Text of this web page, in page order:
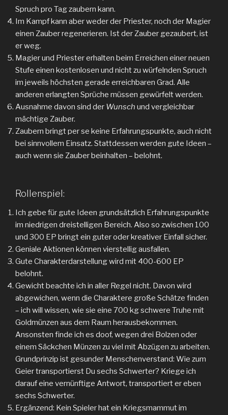
Spruch pro Tag zaubern kann.
Im Kampf kann aber weder der Priester, noch der Magier
einen Zauber regenerieren. Ist der Zauber gezaubert, ist
er weg.
Magier und Priester erhalten beim Erreichen einer neuen
Stufe einen kostenlosen und nicht zu würfelnden Spruch
im jeweils höchsten gerade erreichbaren Grad. Alle
anderen erlangten Sprüche müssen gewürfelt werden.
Ausnahme davon sind der Wunsch und vergleichbar
mächtige Zauber.
Zaubern bringt per se keine Erfahrungspunkte, auch nicht
bei sinnvollem Einsatz. Stattdessen werden gute Ideen –
auch wenn sie Zauber beinhalten – belohnt.
Rollenspiel:
Ich gebe für gute Ideen grundsätzlich Erfahrungspunkte
im niedrigen dreistelligen Bereich. Also so zwischen 100
und 300 EP bringt ein guter oder kreativer Einfall sicher.
Geniale Aktionen können vierstellig ausfallen.
Gute Charakterdarstellung wird mit 400-600 EP
belohnt.
Gewicht beachte ich in aller Regel nicht. Davon wird
abgewichen, wenn die Charaktere große Schätze finden
– ich will wissen, wie sie eine 700 kg schwere Truhe mit
Goldmünzen aus dem Raum herausbekommen.
Ansonsten finde ich es doof, wegen drei Bolzen oder
einem Säckchen Münzen zu viel mit Abzügen zu arbeiten.
Grundprinzip ist gesunder Menschenverstand: Wie zum
Geier transportierst Du sechs Schwerter? Kriege ich
darauf eine vernünftige Antwort, transportiert er eben
sechs Schwerter.
Ergänzend: Kein Spieler hat ein Kriegsmammut im